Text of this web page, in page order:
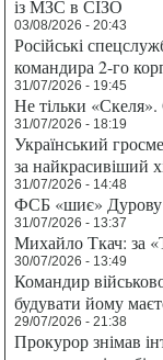
із МЗС в СІЗО
03/08/2026 - 20:43
Російські
командира 2-го
31/07/2026 - 19:45
Не тільки
31/07/2026 - 18:19
Український
за найкрасивіший
31/07/2026 - 14:48
ФСБ «шиє» Дурову
31/07/2026 - 13:37
Михайло Ткач: за
30/07/2026 - 13:49
Командир
будувати йому
29/07/2026 - 21:38
Прокурор знімав